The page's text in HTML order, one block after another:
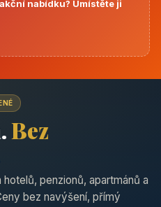
nabídku? Umístěte ji
Bez
penzionů, apartmánů a
bez navýšení, přímý